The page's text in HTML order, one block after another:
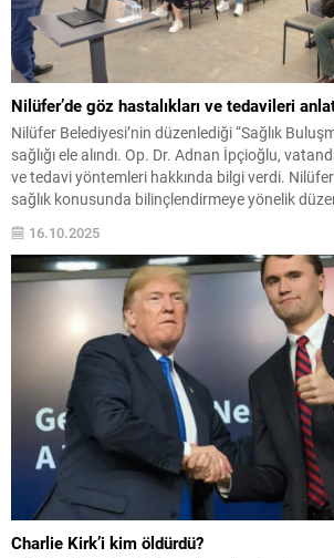
Nilüfer’de göz hastalıkları ve tedavileri
Nilüfer Belediyesi’nin düzenlediği “Sağlık
sağlığı ele alındı. Op. Dr. Adnan İpçioğlu,
ve tedavi yöntemleri hakkında bilgi verdi.
sağlık konusunda bilinçlendirmeye yönelik
Belediyesi Dr. Ceyhun İrgil Sağlık Müzesi’nde
vatandaşların...
16.10.2025
Charlie Kirk’i kim öldürdü?